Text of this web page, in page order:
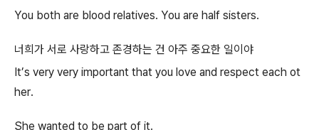
You both are blood relatives. You are half sisters.
너희가 서로 사랑하고 존경하는 건 아주 중요한 일이야
It’s very very important that you love and respect each ot
her.
She wanted to be part of it.